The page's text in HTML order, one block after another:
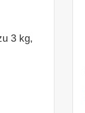
3 kg,